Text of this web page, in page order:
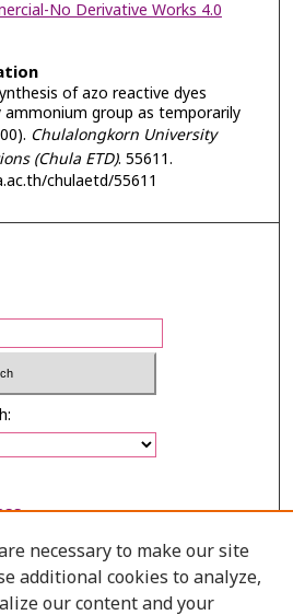
No Derivative Works 4.0
of azo reactive dyes
group as temporarily
Chulalongkorn University
(Chula ETD). 55611.
chulaetd/55611
necessary to make our site
additional cookies to analyze,
our content and your